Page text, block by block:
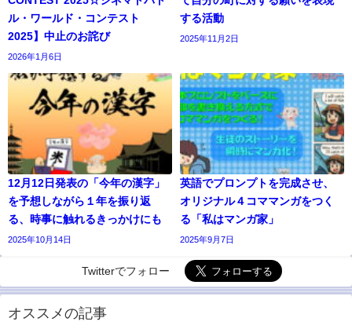
ル・ワールド・コンテスト
2025】中止のお詫び
2026年1月6日
する活動
2025年11月2日
12月12日発表の「今年の漢字」
を予想しながら１年を振り返
る、時事に触れるきっかけにも
2025年10月14日
英語でプロンプトを完成させ、
オリジナル４コママンガをつく
る「私はマンガ家」
2025年9月7日
Twitterでフォロー
オススメの記事